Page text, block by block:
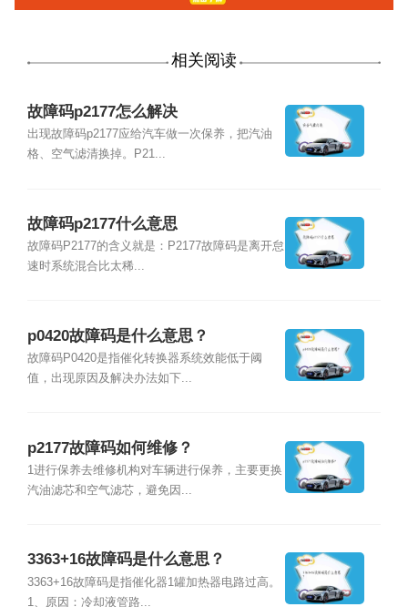
相关阅读
故障码p2177怎么解决
出现故障码p2177应给汽车做一次保养，把汽油
格、空气滤清换掉。P21...
故障码p2177什么意思
故障码P2177的含义就是：P2177故障码是离开怠
速时系统混合比太稀...
p0420故障码是什么意思？
故障码P0420是指催化转换器系统效能低于阈
值，出现原因及解决办法如下...
p2177故障码如何维修？
1进行保养去维修机构对车辆进行保养，主要更换
汽油滤芯和空气滤芯，避免因...
3363+16故障码是什么意思？
3363+16故障码是指催化器1罐加热器电路过高。
1、原因：冷却液管路...